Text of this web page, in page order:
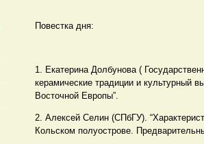
Повестка дня:
1. Екатерина Долбунова (
керамические традиции и культурный
Восточной Европы”.
2. Алексей Селин (СПбГУ).
Кольском полуострове.